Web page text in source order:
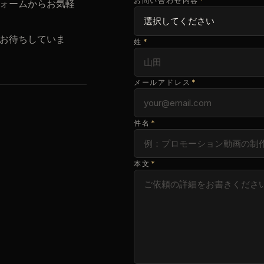
ームからお気軽
待ちしていま 姓 *
メールアドレス *
件名 *
本文 *